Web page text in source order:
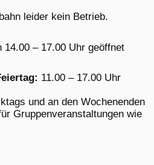
leider kein Betrieb.
14.00 – 17.00 Uhr geöffnet
11.00 – 17.00 Uhr
und an den Wochenenden
Gruppenveranstaltungen wie